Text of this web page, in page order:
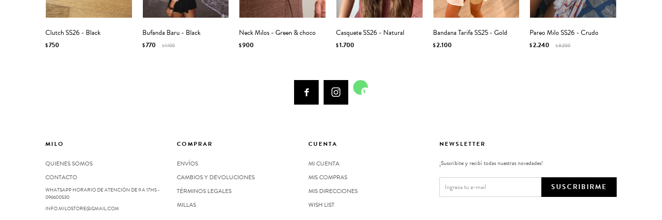
Clutch SS26 - Black
$750
Bufanda Baru - Black
$770 $1.100
Neck Milos - Green & choco
$900
Casquete SS26 - Natural
$1.700
Bandana Tarifa SS25 - Gold
$2.100
Pareo Milo SS26 - Crudo
$2.240 $3.200
  
MILO
QUIENES SOMOS
CONTACTO
WHATSAPP HORARIO DE ATENCIÓN DE 9 A 17HS -
096600530
INFO.MILOSTORE@GMAIL.COM
COMPRAR
ENVÍOS
CAMBIOS Y DEVOLUCIONES
TÉRMINOS LEGALES
MILLAS
CUENTA
MI CUENTA
MIS COMPRAS
MIS DIRECCIONES
WISH LIST
NEWSLETTER
¡Suscribite y recibí todas nuestras novedades!
SUSCRIBIRME